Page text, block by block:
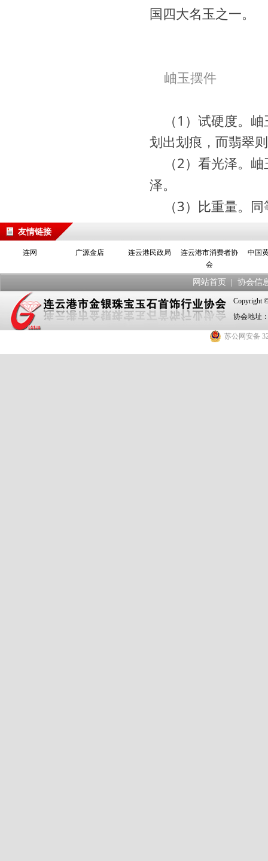
国四大名玉之一。
岫玉摆件
（1）试硬度。 岫
划出划痕，而翡翠
（2）看光泽。
泽。
（3）比重量。
友情链接
连网 广源金店 连云港民政局
连云港市消费者协
会
中国
网站首页 协会信
Copyright
协会地址
苏公网安备